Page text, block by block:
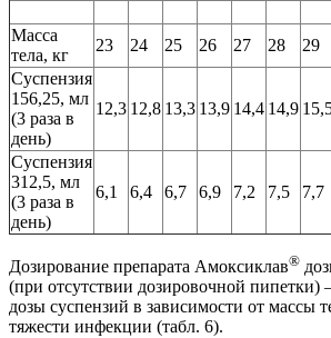
Масса
тела, кг
23 24 25 26 27 28 29
Суспензия
156,25, мл
(3 раза в
день)
12,3 12,8 13,3 13,9 14,4 14,9
Суспензия
312,5, мл
(3 раза в
день)
6,1 6,4 6,7 6,9 7,2 7,5 7,7
Дозирование препарата Амоксиклав®
(при отсутствии дозировочной
дозы суспензий в зависимости от массы
тяжести инфекции (табл. 6).